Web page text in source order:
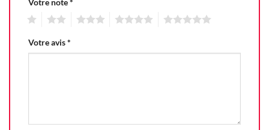
Votre avis*